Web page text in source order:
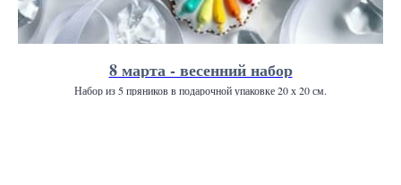
8 марта - весенний набор
Набор из 5 пряников в подарочной упаковке 20 х 20 см.